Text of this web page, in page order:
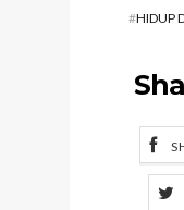
#HIDUP